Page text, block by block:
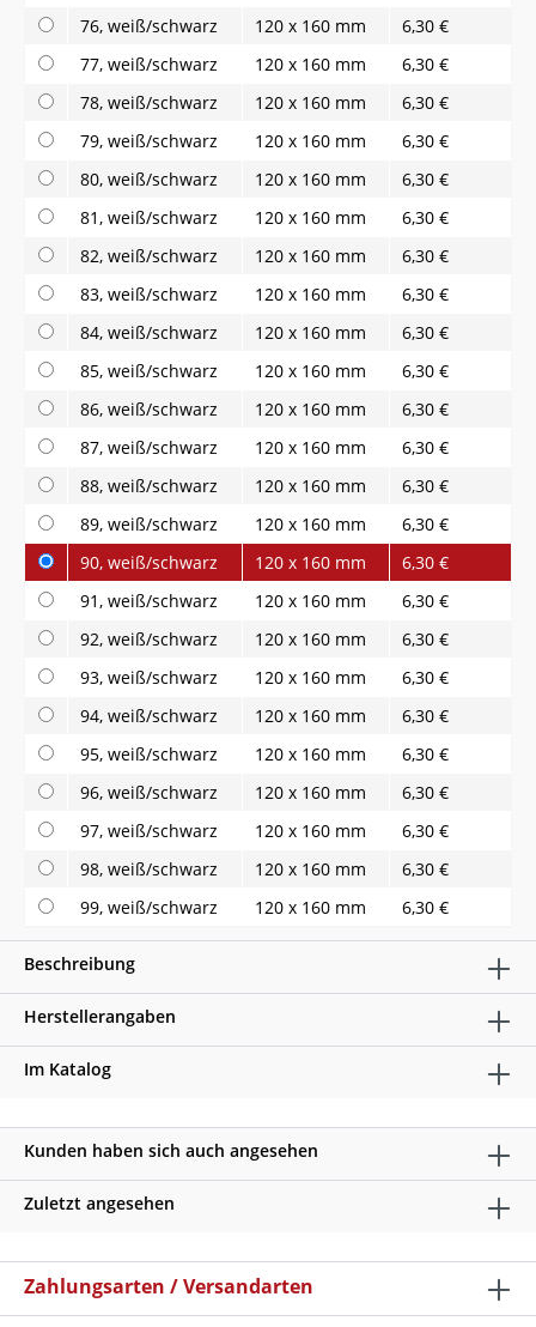
76, weiß/schwarz
120 x 160 mm
6,30 €
77, weiß/schwarz
120 x 160 mm
6,30 €
78, weiß/schwarz
120 x 160 mm
6,30 €
79, weiß/schwarz
120 x 160 mm
6,30 €
80, weiß/schwarz
120 x 160 mm
6,30 €
81, weiß/schwarz
120 x 160 mm
6,30 €
82, weiß/schwarz
120 x 160 mm
6,30 €
83, weiß/schwarz
120 x 160 mm
6,30 €
84, weiß/schwarz
120 x 160 mm
6,30 €
85, weiß/schwarz
120 x 160 mm
6,30 €
86, weiß/schwarz
120 x 160 mm
6,30 €
87, weiß/schwarz
120 x 160 mm
6,30 €
88, weiß/schwarz
120 x 160 mm
6,30 €
89, weiß/schwarz
120 x 160 mm
6,30 €
90, weiß/schwarz
120 x 160 mm
6,30 €
91, weiß/schwarz
120 x 160 mm
6,30 €
92, weiß/schwarz
120 x 160 mm
6,30 €
93, weiß/schwarz
120 x 160 mm
6,30 €
94, weiß/schwarz
120 x 160 mm
6,30 €
95, weiß/schwarz
120 x 160 mm
6,30 €
96, weiß/schwarz
120 x 160 mm
6,30 €
97, weiß/schwarz
120 x 160 mm
6,30 €
98, weiß/schwarz
120 x 160 mm
6,30 €
99, weiß/schwarz
120 x 160 mm 6,30 €
Beschreibung
Herstellerangaben
Im Katalog
Kunden haben sich auch angesehen
Zuletzt angesehen
Zahlungsarten / Versandarten